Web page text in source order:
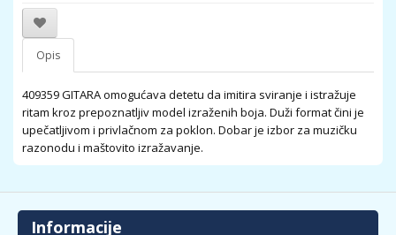
Opis
409359 GITARA omogućava detetu da imitira sviranje i istražuje
ritam kroz prepoznatljiv model izraženih boja. Duži format čini je
upečatljivom i privlačnom za poklon. Dobar je izbor za muzičku
razonodu i maštovito izražavanje.
Informacije